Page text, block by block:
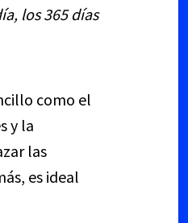
los 365 días
como el
y la
las
es ideal